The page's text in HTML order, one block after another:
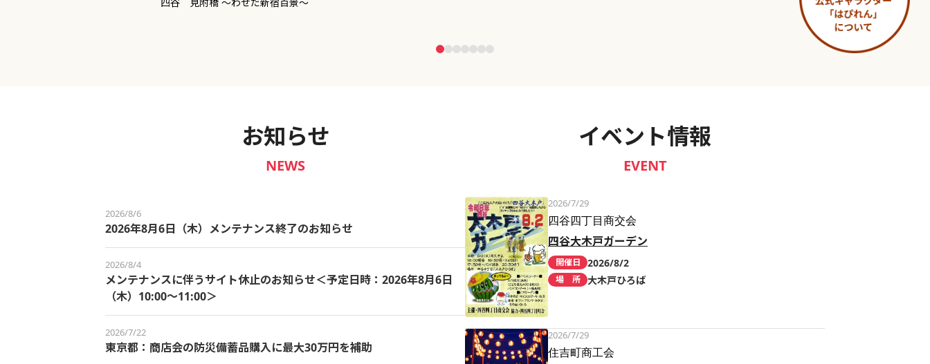
お知らせ
NEWS
2026/8/6
2026年8月6日（木）メンテナンス終了のお知らせ
2026/8/4
メンテナンスに伴うサイト休止のお知らせ＜予定日時：2026年8月6日
（木）10:00～11:00＞
2026/7/22
東京都：商店会の防災備蓄品購入に最大30万円を補助
イベント情報
EVENT
2026/7/29
四谷四丁目商交会
四谷大木戸ガーデン
開催日 2026/8/2
場 所 大木戸ひろば
2026/7/29
住吉町商工会